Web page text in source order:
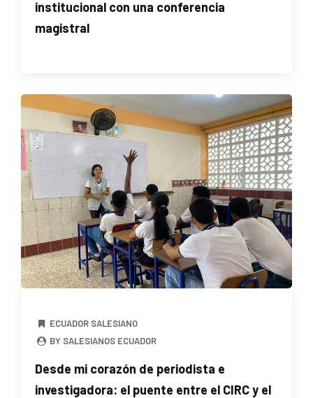
institucional con una conferencia
magistral
ECUADOR SALESIANO
BY SALESIANOS ECUADOR
Desde mi corazón de periodista e
investigadora: el puente entre el CIRC y el